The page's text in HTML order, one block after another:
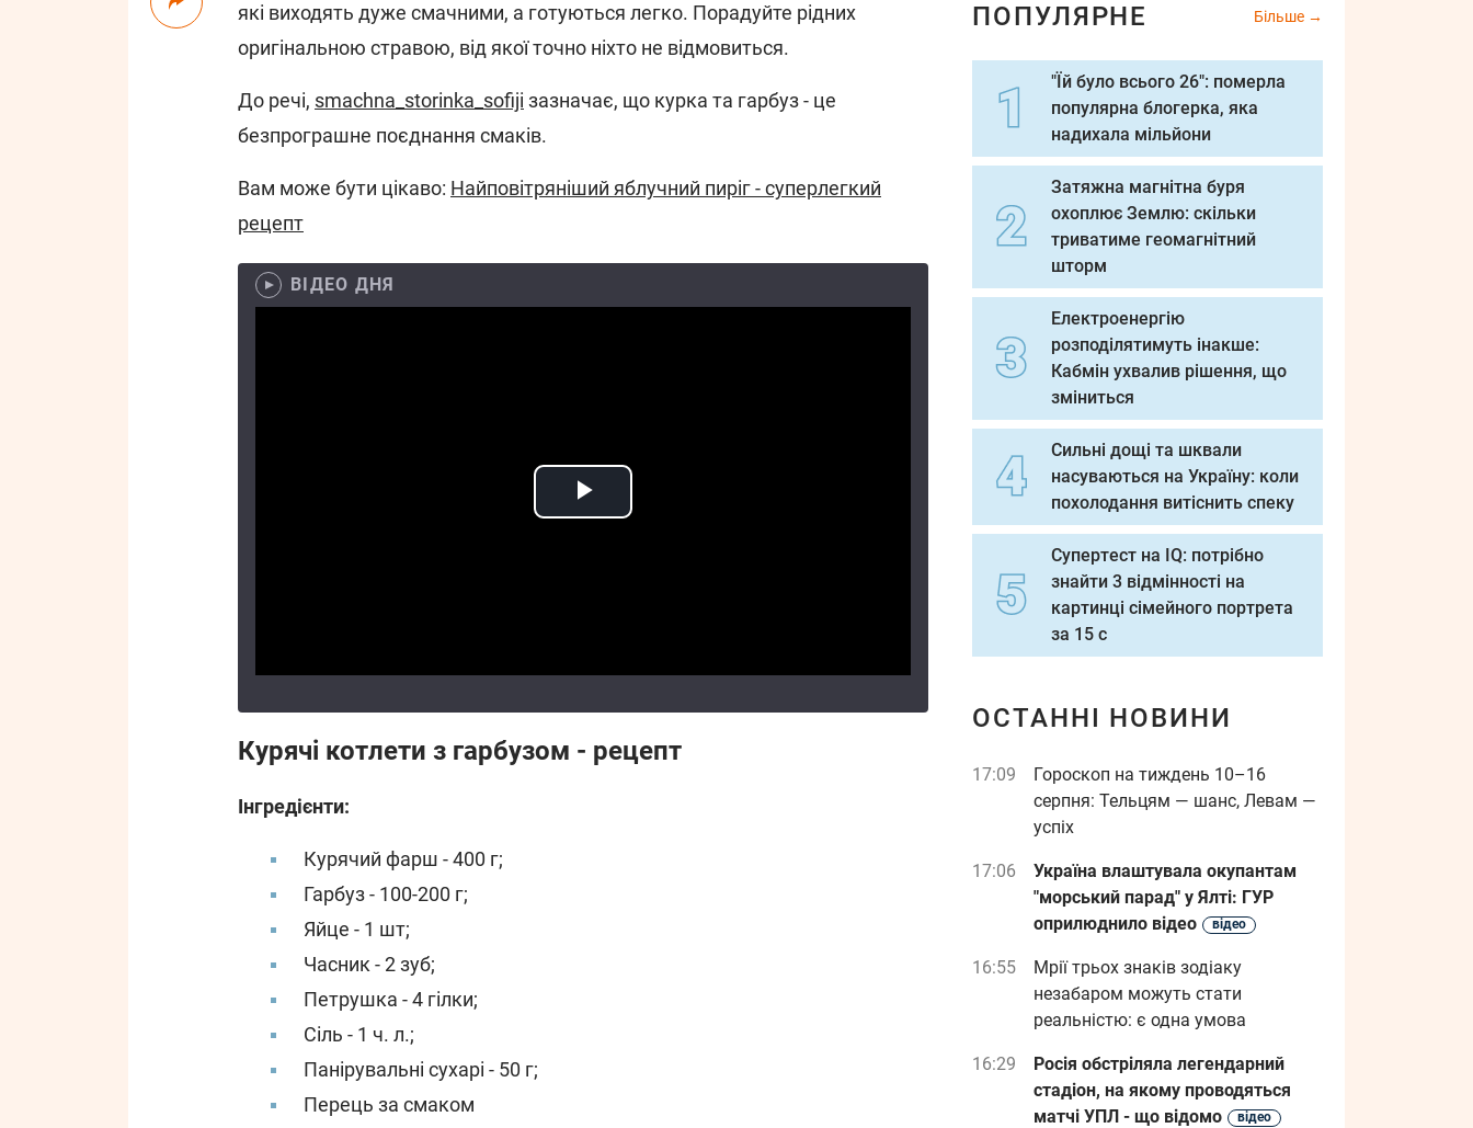
які виходять дуже смачними, а готуються легко. Порадуйте рідних
оригінальною стравою, від якої точно ніхто не відмовиться.
До речі, smachna_storinka_sofiji зазначає, що курка та гарбуз - це
безпрограшне поєднання смаків.
Вам може бути цікаво: Найповітряніший яблучний пиріг - суперлегкий
рецепт
ВІДЕО ДНЯ
Курячі котлети з гарбузом - рецепт
Інгредієнти:
Курячий фарш - 400 г;
Гарбуз - 100-200 г;
Яйце - 1 шт;
Часник - 2 зуб;
Петрушка - 4 гілки;
Сіль - 1 ч. л.;
Панірувальні сухарі - 50 г;
Перець за смаком
ПОПУЛЯРНЕ Більше
"Їй було всього 26": померла
популярна блогерка, яка
надихала мільйони
Затяжна магнітна буря
охоплює Землю: скільки
триватиме геомагнітний
шторм
Електроенергію
розподілятимуть інакше:
Кабмін ухвалив рішення, що
зміниться
Сильні дощі та шквали
насуваються на Україну: коли
похолодання витіснить спеку
Супертест на IQ: потрібно
знайти 3 відмінності на
картинці сімейного портрета
за 15 с
ОСТАННІ НОВИНИ
17:09
Гороскоп на тиждень 10–16
серпня: Тельцям — шанс, Левам —
успіх
17:06
Україна влаштувала окупантам
"морський парад" у Ялті: ГУР
оприлюднило відео
відео
16:55
Мрії трьох знаків зодіаку
незабаром можуть стати
реальністю: є одна умова
16:29
Росія обстріляла легендарний
стадіон, на якому проводяться
матчі УПЛ - що відомо
відео